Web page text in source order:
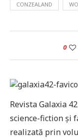
CONZEALAND
0
Revista Galaxia
science-fiction și
realizată prin